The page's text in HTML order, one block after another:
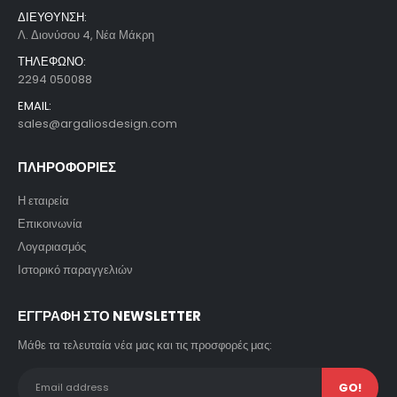
ΔΙΕΥΘΥΝΣΗ:
Λ. Διονύσου 4, Νέα Μάκρη
ΤΗΛΕΦΩΝΟ:
2294 050088
EMAIL:
sales@argaliosdesign.com
ΠΛΗΡΟΦΟΡΙΕΣ
Η εταιρεία
Επικοινωνία
Λογαριασμός
Ιστορικό παραγγελιών
ΕΓΓΡΑΦΗ ΣΤΟ NEWSLETTER
Μάθε τα τελευταία νέα μας και τις προσφορές μας: